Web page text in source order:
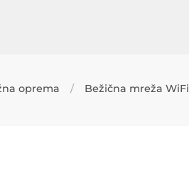
oprema Bežična mreža WiFi